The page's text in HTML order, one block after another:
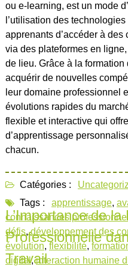
ou e-learning, est un mode
l’utilisation des
apprenants d’accéder à
via des plateformes en
de lieu. Grâce à la
acquérir de nouvelles
leur domaine professionnel
évolutions rapides du
flexible et interactive qui
d’apprentissage
chacun.
Catégories :
Tags :
apprentissage,
connaissances
défis,développement des
évolution, flexibilité,
digital,interaction humaine
L’Importance de la
Professionnelle
Travail